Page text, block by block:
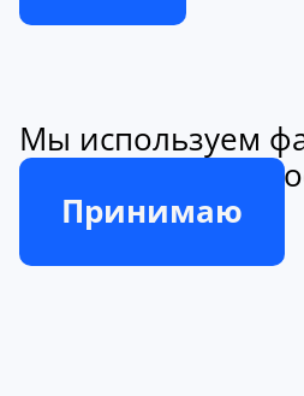
Мы используем
Принимаю